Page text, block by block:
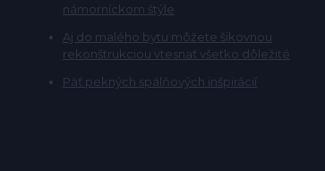
námorníckom štýle
Aj do malého bytu môžete šikovnou
rekonštrukciou vtesnať všetko dôležité
Päť pekných spálňových inšpirácií